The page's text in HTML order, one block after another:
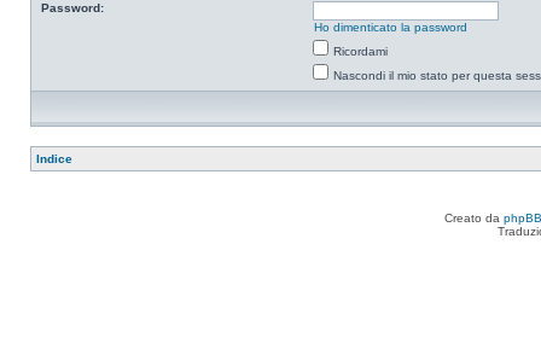
Password:
Ho dimenticato la password
Ricordami
Nascondi il mio stato per questa
Indice
Creato da phpBB